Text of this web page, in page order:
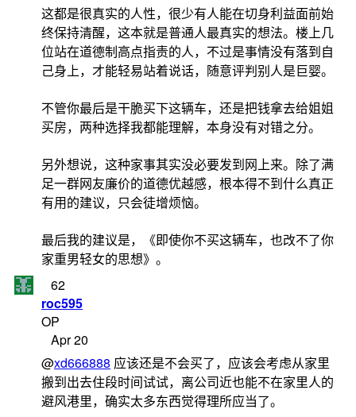
这都是很真实的人性，很少有人能在切身利益面前始
终保持清醒，这本就是普通人最真实的想法。楼上几
位站在道德制高点指责的人，不过是事情没有落到自
己身上，才能轻易站着说话，随意评判别人是巨婴。
不管你最后是干脆买下这辆车，还是把钱拿去给姐姐
买房，两种选择我都能理解，本身没有对错之分。
另外想说，这种家事其实没必要发到网上来。除了满
足一群网友廉价的道德优越感，根本得不到什么真正
有用的建议，只会徒增烦恼。
最后我的建议是，《即使你不买这辆车，也改不了你
家重男轻女的思想》。
62
roc595
OP
Apr 20
@xd666888 应该还是不会买了，应该会考虑从家里
搬到出去住段时间试试，离公司近也能不在家里人的
避风港里，确实太多东西觉得理所应当了。